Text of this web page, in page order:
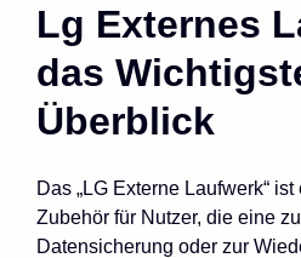
Lg Externes
das
Überblick
Das „LG Externe Laufwerk“
Zubehör für Nutzer, die eine
Datensicherung oder zur